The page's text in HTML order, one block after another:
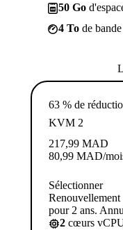
50 Go
4 To de
63 % de
KVM 2
217,99 MAD
80,99 MAD/
Sélectionner
pour 2 ans.
2 cœurs